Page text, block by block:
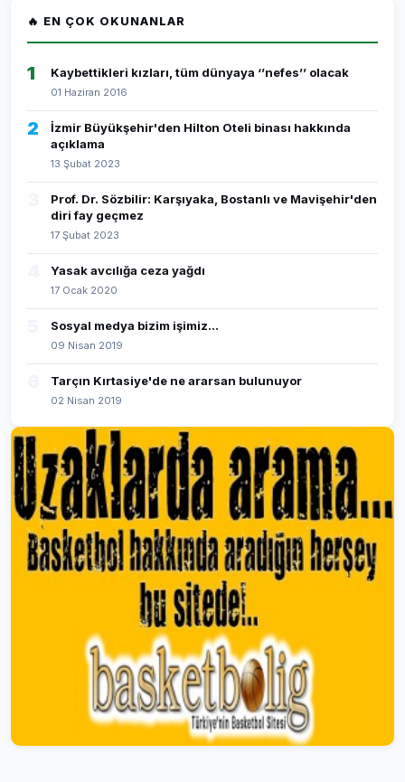
🔥 EN ÇOK OKUNANLAR
1 Kaybettikleri kızları, tüm dünyaya ‘’nefes’’ olacak
01 Haziran 2016
2
İzmir Büyükşehir'den Hilton Oteli binası hakkında
açıklama
13 Şubat 2023
Prof. Dr. Sözbilir: Karşıyaka, Bostanlı ve Mavişehir'den
diri fay geçmez
17 Şubat 2023
Yasak avcılığa ceza yağdı
17 Ocak 2020
Sosyal medya bizim işimiz...
09 Nisan 2019
Tarçın Kırtasiye'de ne ararsan bulunuyor
02 Nisan 2019